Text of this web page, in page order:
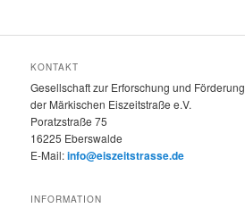
KONTAKT
Gesellschaft zur Erforschung und Förderung
der Märkischen Eiszeitstraße e.V.
Poratzstraße 75
16225 Eberswalde
E-Mail:info@eiszeitstrasse.de
INFORMATION